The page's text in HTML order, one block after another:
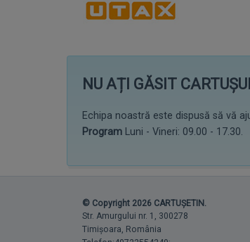
NU AȚI GĂSIT
Echipa noastră este dispusă să vă
Program Luni - Vineri: 09.00 - 17.30.
© Copyright 2026 CARTUȘETIN.
Str. Amurgului nr. 1, 300278
Timișoara, România